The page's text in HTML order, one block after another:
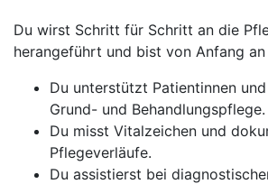
Du wirst Schritt für Schritt an die
herangeführt und bist von Anfang an
Du unterstützt Patientinnen
Grund- und Behandlungspflege.
Du misst Vitalzeichen und
Pflegeverläufe.
Du assistierst bei